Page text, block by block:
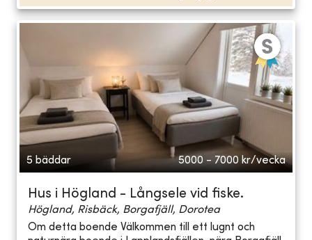
5 bäddar 5000 - 7000 kr/vecka
Hus i Högland - Långsele vid fiske.
Högland, Risbäck, Borgafjäll, Dorotea
Om detta boende Välkommen till ett lugnt och